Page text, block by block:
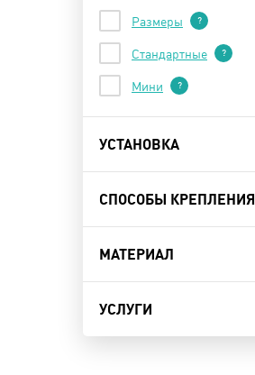
Размеры ?
Стандартные ?
Мини ?
УСТАНОВКА
СПОСОБЫ КРЕПЛЕНИЯ
МАТЕРИАЛ
УСЛУГИ